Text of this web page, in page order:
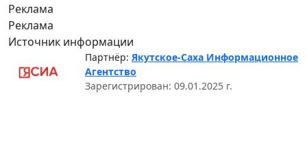
Реклама
Реклама
Источник информации
Партнёр: Якутское-Саха Информационное
Агентство
Зарегистрирован: 09.01.2025 г.